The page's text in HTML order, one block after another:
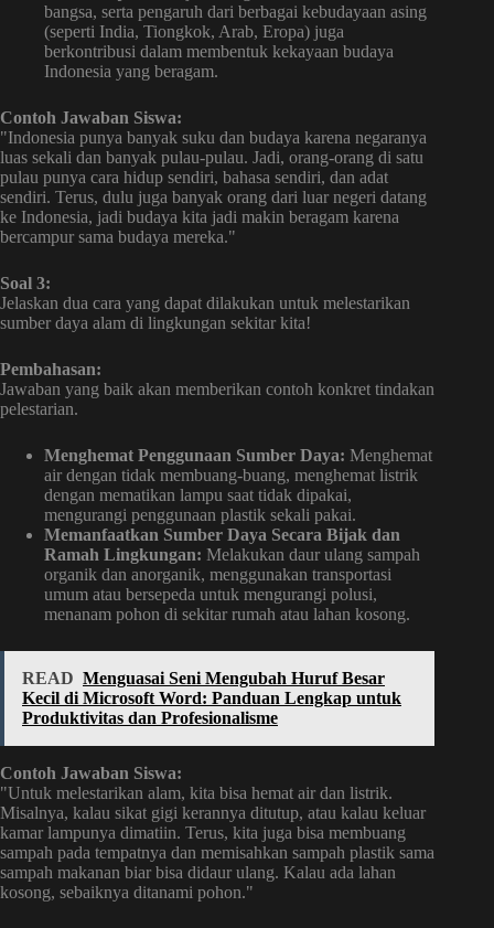
bangsa, serta pengaruh dari berbagai kebudayaan asing
(seperti India, Tiongkok, Arab, Eropa) juga
berkontribusi dalam membentuk kekayaan budaya
Indonesia yang beragam.
Contoh Jawaban Siswa:
"Indonesia punya banyak suku dan budaya karena negaranya
luas sekali dan banyak pulau-pulau. Jadi, orang-orang di satu
pulau punya cara hidup sendiri, bahasa sendiri, dan adat
sendiri. Terus, dulu juga banyak orang dari luar negeri datang
ke Indonesia, jadi budaya kita jadi makin beragam karena
bercampur sama budaya mereka."
Soal 3:
Jelaskan dua cara yang dapat dilakukan untuk melestarikan
sumber daya alam di lingkungan sekitar kita!
Pembahasan:
Jawaban yang baik akan memberikan contoh konkret tindakan
pelestarian.
Menghemat Penggunaan Sumber Daya: Menghemat
air dengan tidak membuang-buang, menghemat listrik
dengan mematikan lampu saat tidak dipakai,
mengurangi penggunaan plastik sekali pakai.
Memanfaatkan Sumber Daya Secara Bijak dan
Ramah Lingkungan: Melakukan daur ulang sampah
organik dan anorganik, menggunakan transportasi
umum atau bersepeda untuk mengurangi polusi,
menanam pohon di sekitar rumah atau lahan kosong.
READ Menguasai Seni Mengubah Huruf Besar
Kecil di Microsoft Word: Panduan Lengkap untuk
Produktivitas dan Profesionalisme
Contoh Jawaban Siswa:
"Untuk melestarikan alam, kita bisa hemat air dan listrik.
Misalnya, kalau sikat gigi kerannya ditutup, atau kalau keluar
kamar lampunya dimatiin. Terus, kita juga bisa membuang
sampah pada tempatnya dan memisahkan sampah plastik sama
sampah makanan biar bisa didaur ulang. Kalau ada lahan
kosong, sebaiknya ditanami pohon."